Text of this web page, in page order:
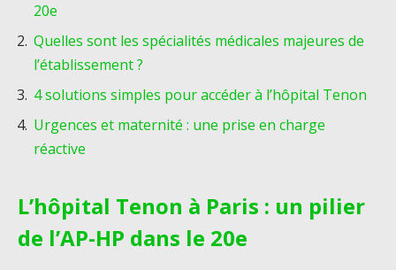
20e
Quelles sont les spécialités médicales majeures de
l’établissement ?
4 solutions simples pour accéder à l’hôpital Tenon
Urgences et maternité : une prise en charge
réactive
L’hôpital Tenon à Paris : un pilier
de l’AP-HP dans le 20e